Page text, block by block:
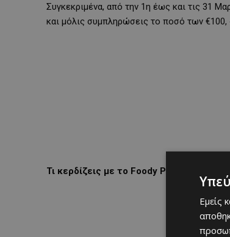
Συγκεκριμένα, από την 1η έως και τις 31
και μόλις συμπληρώσεις το ποσό των
Τι κερδίζεις με το Foody Pro;
Εμείς